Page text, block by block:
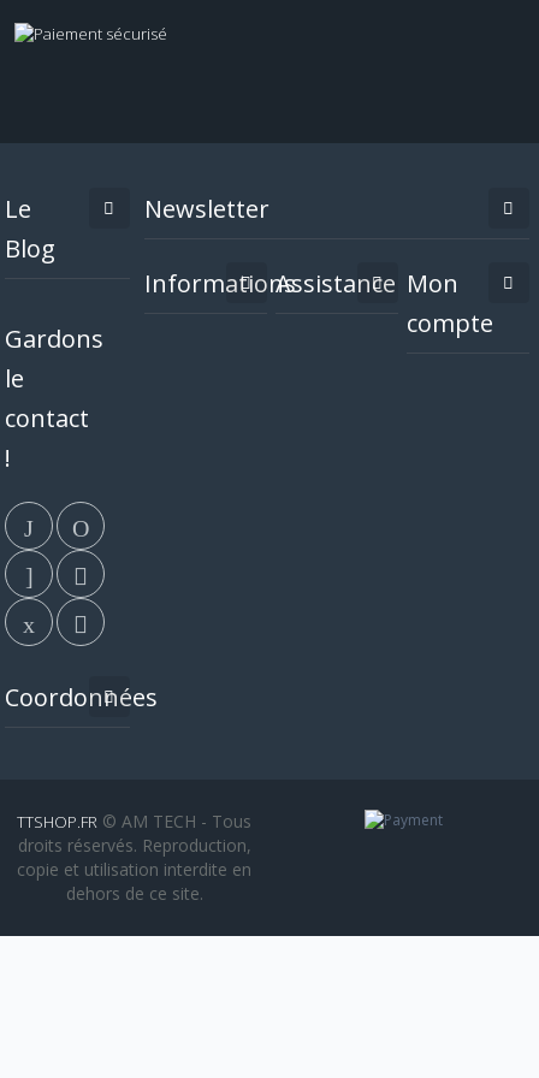
Le
Blog
Gardons
le
contact
!
Coordonnées
Newsletter
InformationsAssistance Mon
compte
TTSHOP.FR © AM TECH - Tous
droits réservés. Reproduction,
copie et utilisation interdite en
dehors de ce site.